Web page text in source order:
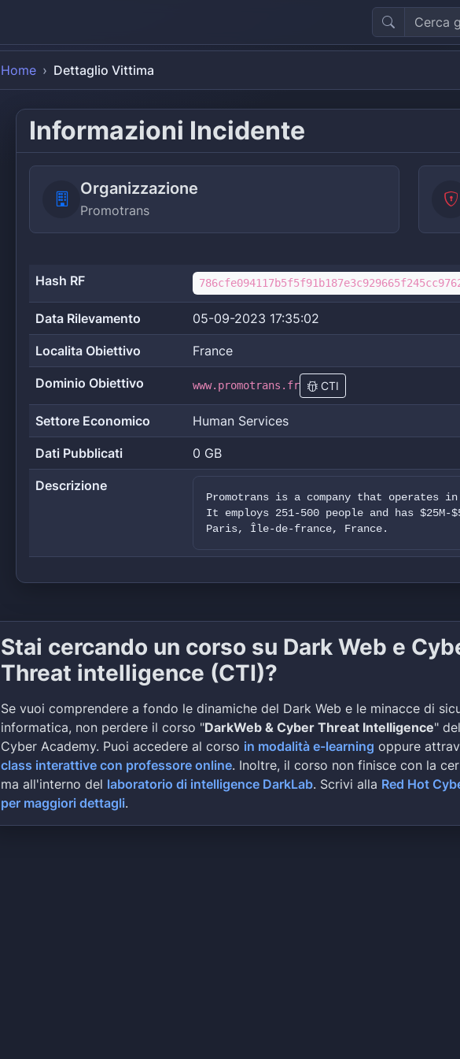
Home Dettaglio Vittima
Informazioni Incidente
Organizzazione
Promotrans
Hash RF
Data Rilevamento 05-09-2023 17:35:02
Localita Obiettivo France
Dominio Obiettivo www.promotrans.fr CTI
Settore Economico Human Services
Dati Pubblicati 0 GB
Descrizione
Promotrans is a company that operates
It employs 251-500 people and has
Paris, Île-de-france, France.
Stai cercando un corso su Dark Web e
Threat intelligence (CTI)?
Se vuoi comprendere a fondo le dinamiche del Dark Web e le minacce di
informatica, non perdere il corso "DarkWeb & Cyber Threat Intelligence"
Cyber Academy. Puoi accedere al corso in modalità e-learning oppure
class interattive con professore online. Inoltre, il corso non finisce con la
ma all'interno del laboratorio di intelligence DarkLab. Scrivi alla Red Hot
per maggiori dettagli.